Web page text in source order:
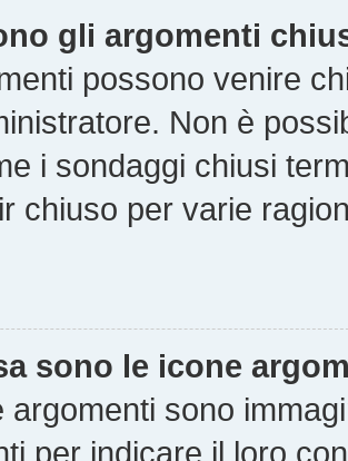
gli argomenti
possono venire
Non è
i sondaggi chiusi
chiuso per varie
sono le icone
argomenti sono
per indicare il loro